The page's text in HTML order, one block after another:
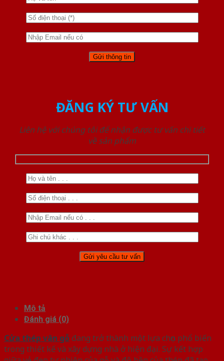
ĐĂNG KÝ TƯ VẤN
Liên hệ với chúng tôi để nhận được tư vấn chi tiết
về sản phẩm
Mô tả
Đánh giá (0)
Cửa thép vân gỗ đang trở thành một lựa chọn phổ biến
trong thiết kế và xây dựng nhà ở hiện đại. Sự kết hợp